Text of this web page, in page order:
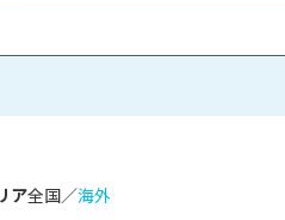
（PMS）...
ア全国／海外